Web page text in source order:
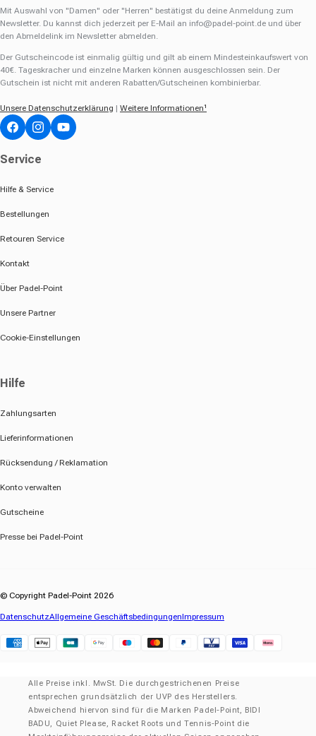
Mit Auswahl von "Damen" oder "Herren" bestätigst du deine Anmeldung zum
Newsletter. Du kannst dich jederzeit per E-Mail an info@padel-point.de und über
den Abmeldelink im Newsletter abmelden.
Der Gutscheincode ist einmalig gültig und gilt ab einem Mindesteinkaufswert von
40€. Tageskracher und einzelne Marken können ausgeschlossen sein. Der
Gutschein ist nicht mit anderen Rabatten/Gutscheinen kombinierbar.
Unsere Datenschutzerklärung | Weitere Informationen¹
FacebookInstagramYouTube
Service
Hilfe & Service
Bestellungen
Retouren Service
Kontakt
Über Padel-Point
Unsere Partner
Cookie-Einstellungen
Hilfe
Zahlungsarten
Lieferinformationen
Rücksendung / Reklamation
Konto verwalten
Gutscheine
Presse bei Padel-Point
© Copyright Padel-Point 2026
DatenschutzAllgemeine GeschäftsbedingungenImpressum
Alle Preise inkl. MwSt. Die durchgestrichenen Preise
entsprechen grundsätzlich der UVP des Herstellers.
Abweichend hiervon sind für die Marken Padel-Point, BIDI
BADU, Quiet Please, Racket Roots und Tennis-Point die